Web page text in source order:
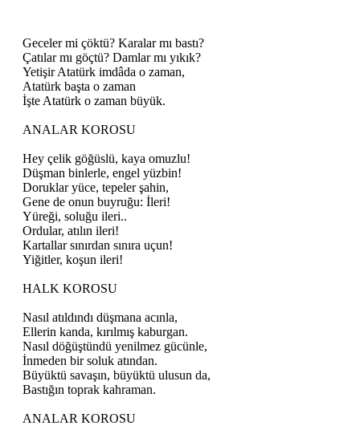
Geceler mi çöktü? Karalar mı bastı?
Çatılar mı göçtü? Damlar mı yıkık?
Yetişir Atatürk imdâda o zaman,
Atatürk başta o zaman
İşte Atatürk o zaman büyük.
ANALAR KOROSU
Hey çelik göğüslü, kaya omuzlu!
Düşman binlerle, engel yüzbin!
Doruklar yüce, tepeler şahin,
Gene de onun buyruğu: İleri!
Yüreği, soluğu ileri..
Ordular, atılın ileri!
Kartallar sınırdan sınıra uçun!
Yiğitler, koşun ileri!
HALK KOROSU
Nasıl atıldındı düşmana acınla,
Ellerin kanda, kırılmış kaburgan.
Nasıl döğüştündü yenilmez gücünle,
İnmeden bir soluk atından.
Büyüktü savaşın, büyüktü ulusun da,
Bastığın toprak kahraman.
ANALAR KOROSU